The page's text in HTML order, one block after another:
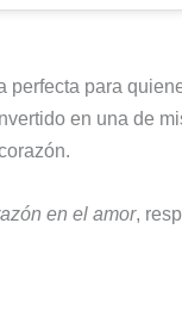
perfecta para
en una de
en el amor,